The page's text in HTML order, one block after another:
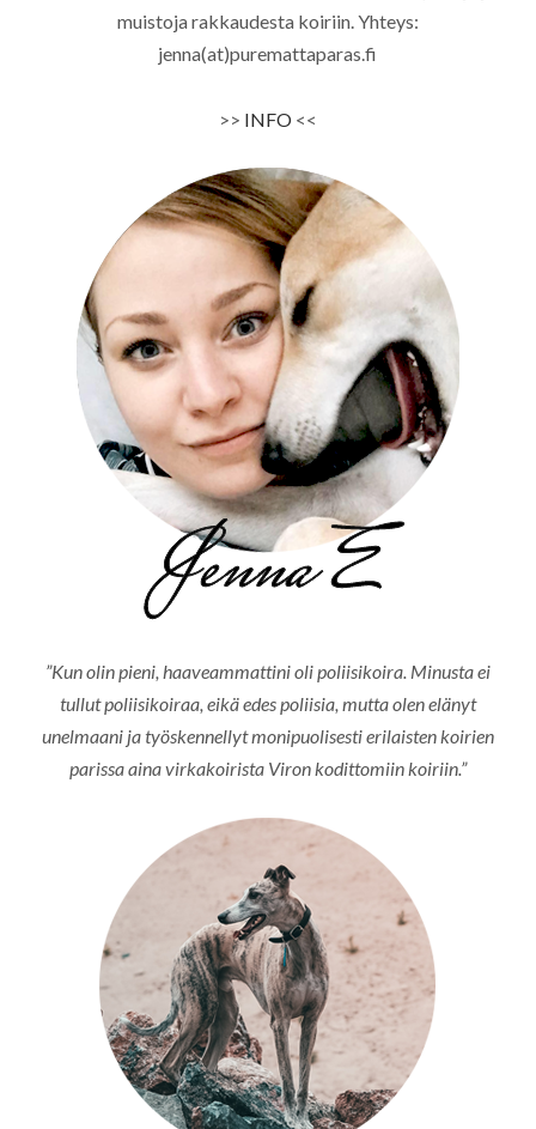
muistoja rakkaudesta koiriin. Yhteys:
jenna(at)puremattaparas.fi
>> INFO<<
”Kun olin pieni, haaveammattini oli poliisikoira. Minusta ei
tullut poliisikoiraa, eikä edes poliisia, mutta olen elänyt
unelmaani ja työskennellyt monipuolisesti erilaisten koirien
parissa aina virkakoirista Viron kodittomiin koiriin.”